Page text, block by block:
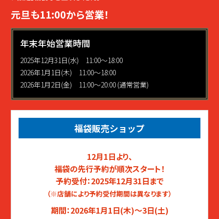
元旦も11:00から営業！
年末年始営業時間
2025年12月31日(水) 11:00～18:00
2026年1月1日(木) 11:00～18:00
2026年1月2日(金) 11:00～20:00 (通常営業)
福袋販売ショップ
12月1日より、
福袋の先行予約が順次スタート！
予約受付：2025年12月31日まで
（※店舗により予約受付期間は異なります）
期間：2026年1月1日(木)〜3日(土)